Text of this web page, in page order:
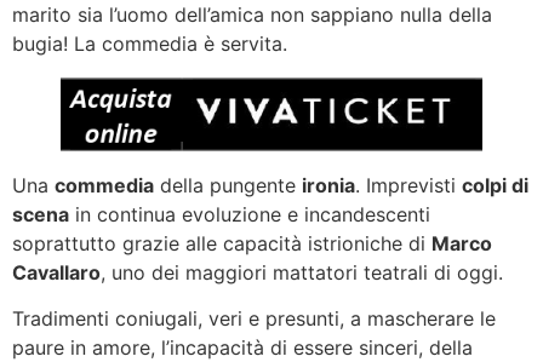
marito sia l’uomo dell’amica non sappiano nulla della
bugia! La commedia è servita.
Una commedia della pungente ironia. Imprevisti colpi di
scena in continua evoluzione e incandescenti
soprattutto grazie alle capacità istrioniche di Marco
Cavallaro, uno dei maggiori mattatori teatrali di oggi.
Tradimenti coniugali, veri e presunti, a mascherare le
paure in amore, l’incapacità di essere sinceri, della